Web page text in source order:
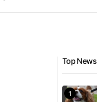
Top News